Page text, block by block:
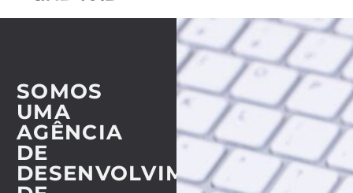
SOMOS
UMA
AGÊNCIA
DE
DESENVOLVIMENTO